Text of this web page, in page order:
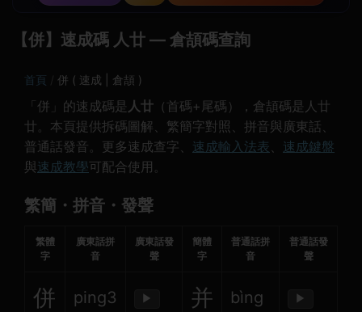
【併】速成碼 人廿 — 倉頡碼查詢
首頁 併 ( 速成 | 倉頡 )
「併」的速成碼是 人廿 （首碼+尾碼），倉頡碼是人廿
廿。本頁提供拆碼圖解、繁簡字對照、拼音與廣東話、
普通話發音。更多速成查字、 速成輸入法表、 速成鍵盤
與速成教學可配合使用。
繁簡・拼音・發聲
繁體
字
廣東話拼
音
廣東話發
聲
簡體
字
普通話拼
音
普通話發
聲
併 ping3 ▶ 并 bìng ▶